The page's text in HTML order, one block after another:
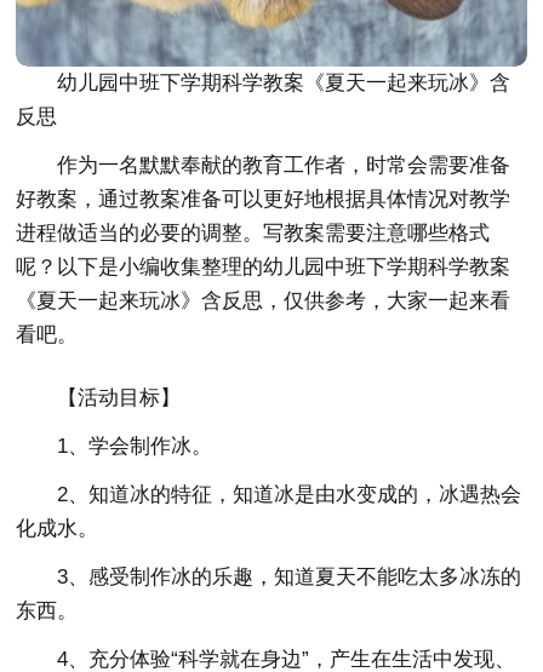
幼儿园中班下学期科学教案《夏天一起来玩冰》含
反思
作为一名默默奉献的教育工作者，时常会需要准备
好教案，通过教案准备可以更好地根据具体情况对教学
进程做适当的必要的调整。写教案需要注意哪些格式
呢？以下是小编收集整理的幼儿园中班下学期科学教案
《夏天一起来玩冰》含反思，仅供参考，大家一起来看
看吧。
【活动目标】
1、学会制作冰。
2、知道冰的特征，知道冰是由水变成的，冰遇热会
化成水。
3、感受制作冰的乐趣，知道夏天不能吃太多冰冻的
东西。
4、充分体验“科学就在身边”，产生在生活中发现、